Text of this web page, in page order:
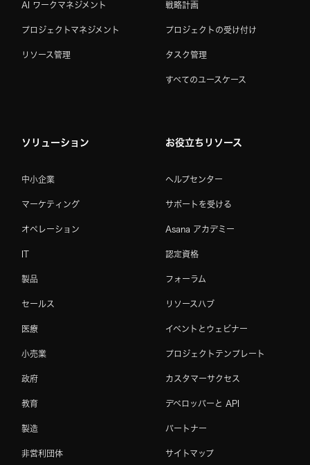
AI ワークマネジメント
プロジェクトマネジメント
リソース管理
戦略計画
プロジェクトの受け付け
タスク管理
すべてのユースケース
ソリューション
中小企業
マーケティング
オペレーション
IT
製品
セールス
医療
小売業
政府
教育
製造
非営利団体
お役立ちリソース
ヘルプセンター
サポートを受ける
Asana アカデミー
認定資格
フォーラム
リソースハブ
イベントとウェビナー
プロジェクトテンプレート
カスタマーサクセス
デベロッパーと API
パートナー
サイトマップ